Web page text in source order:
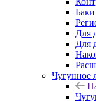
Для
Для
Чугунное